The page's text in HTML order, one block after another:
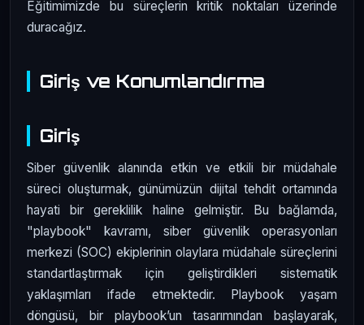
Eğitimimizde bu süreçlerin kritik noktaları üzerinde
duracağız.
Giriş ve Konumlandırma
Giriş
Siber güvenlik alanında etkin ve etkili bir müdahale
süreci oluşturmak, günümüzün dijital tehdit ortamında
hayati bir gereklilik haline gelmiştir. Bu bağlamda,
"playbook" kavramı, siber güvenlik operasyonları
merkezi (SOC) ekiplerinin olaylara müdahale süreçlerini
standartlaştırmak için geliştirdikleri sistematik
yaklaşımları ifade etmektedir. Playbook yaşam
döngüsü, bir playbook’un tasarımından başlayarak,